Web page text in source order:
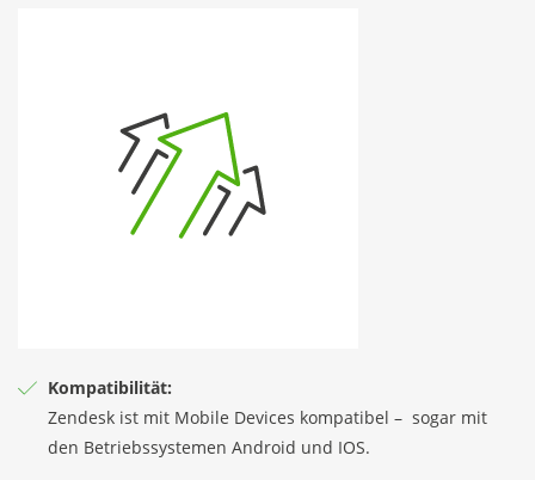
Kompatibilität:
Zendesk ist mit Mobile Devices kompatibel – sogar mit
den Betriebssystemen Android und IOS.